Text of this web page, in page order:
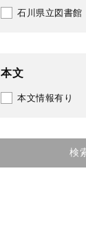
石川県立図書館
本文
本文情報有り
検